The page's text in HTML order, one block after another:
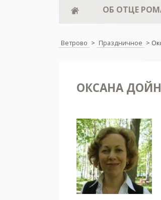
ОБ ОТЦЕ
Ветрово > Праздничное >
ОКСАНА